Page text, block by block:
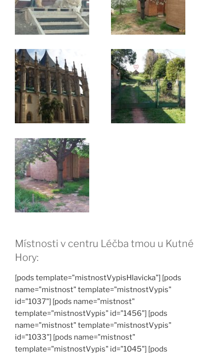
Místnosti v centru Léčba tmou u Kutné
Hory:
[pods template="mistnostVypisHlavicka"] [pods
name="mistnost" template="mistnostVypis"
id="1037"] [pods name="mistnost"
template="mistnostVypis" id="1456"] [pods
name="mistnost" template="mistnostVypis"
id="1033"] [pods name="mistnost"
template="mistnostVypis" id="1045"] [pods